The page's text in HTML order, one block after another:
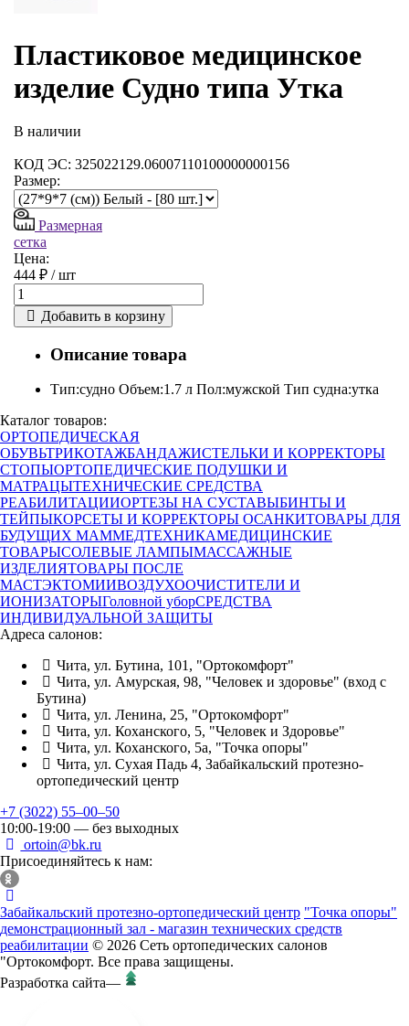
Пластиковое медицинское
изделие Судно типа Утка
В наличии
КОД ЭС: 325022129.06007110100000000156
Размер:
Размерная
сетка
Цена:
444 ₽ /шт
Добавить в корзину
Описание товара
Тип:судно Объем:1.7 л Пол:мужской Тип судна:утка
Каталог товаров:
ОРТОПЕДИЧЕСКАЯ
ОБУВЬТРИКОТАЖБАНДАЖИСТЕЛЬКИ И КОРРЕКТОРЫ
СТОПЫОРТОПЕДИЧЕСКИЕ ПОДУШКИ И
МАТРАЦЫТЕХНИЧЕСКИЕ СРЕДСТВА
РЕАБИЛИТАЦИИОРТЕЗЫ НА СУСТАВЫБИНТЫ И
ТЕЙПЫКОРСЕТЫ И КОРРЕКТОРЫ ОСАНКИТОВАРЫ ДЛЯ
БУДУЩИХ МАММЕДТЕХНИКАМЕДИЦИНСКИЕ
ТОВАРЫСОЛЕВЫЕ ЛАМПЫМАССАЖНЫЕ
ИЗДЕЛИЯТОВАРЫ ПОСЛЕ
МАСТЭКТОМИИВОЗДУХООЧИСТИТЕЛИ И
ИОНИЗАТОРЫГоловной уборСРЕДСТВА
ИНДИВИДУАЛЬНОЙ ЗАЩИТЫ
Адреса салонов:
Чита, ул. Бутина, 101, "Ортокомфорт"
Чита, ул. Амурская, 98, "Человек и здоровье" (вход с
Бутина)
Чита, ул. Ленина, 25, "Ортокомфорт"
Чита, ул. Коханского, 5, "Человек и Здоровье"
Чита, ул. Коханского, 5а, "Точка опоры"
Чита, ул. Сухая Падь 4, Забайкальский протезно-
ортопедический центр
+7 (3022) 55‒00‒50
10:00-19:00 — без выходных
ortoin@bk.ru
Присоединяйтесь к нам:
Забайкальский протезно-ортопедический центр "Точка опоры"
демонстрационный зал - магазин технических средств
реабилитации © 2026 Сеть ортопедических салонов
"Ортокомфорт. Все права защищены.
Разработка сайта—